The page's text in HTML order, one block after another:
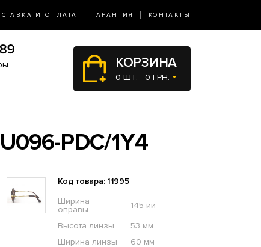
И ОПЛАТА ГАРАНТИЯ КОНТАКТЫ
КОРЗИНА
0 ШТ. - 0 ГРН.
PDC/1Y4
Код товара: 11995
Ширина
оправы
145 ии
Высота линзы
53 мм
Ширина линзы
60 мм